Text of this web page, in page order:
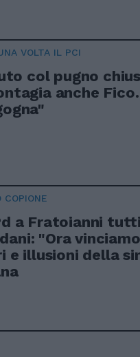
VOLTA IL PCI
col pugno
anche
COPIONE
a Fratoianni
"Ora
e illusioni della